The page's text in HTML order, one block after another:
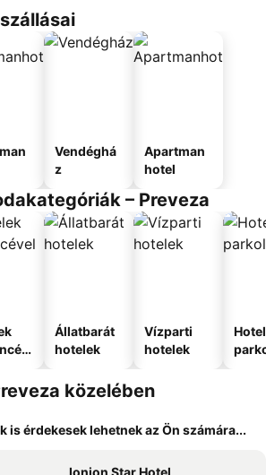
Vendéghá
z
Apartman
hotel
– Preveza
Állatbarát
hotelek
Vízparti
hotelek
közelében
is érdekesek lehetnek az Ön számára...
Ionion Star Hotel